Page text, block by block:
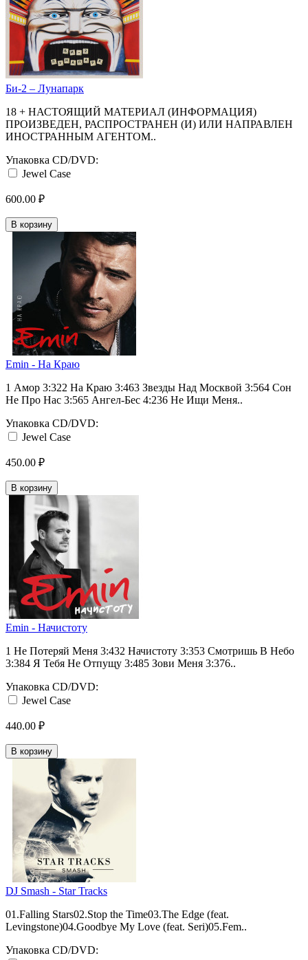
Би-2 ‎– Лунапарк
18 + НАСТОЯЩИЙ МАТЕРИАЛ (ИНФОРМАЦИЯ)
ПРОИЗВЕДЕН, РАСПРОСТРАНЕН (И) ИЛИ НАПРАВЛЕН
ИНОСТРАННЫМ АГЕНТОМ..
Упаковка CD/DVD:
Jewel Case
600.00 ₽
В корзину
Emin - На Краю
1 Амор 3:322 На Краю 3:463 Звезды Над Москвой 3:564 Сон
Не Про Нас 3:565 Ангел-Бес 4:236 Не Ищи Меня..
Упаковка CD/DVD:
Jewel Case
450.00 ₽
В корзину
Emin - Начистоту
1 Не Потеряй Меня 3:432 Начистоту 3:353 Смотришь В Небо
3:384 Я Тебя Не Отпущу 3:485 Зови Меня 3:376..
Упаковка CD/DVD:
Jewel Case
440.00 ₽
В корзину
DJ Smash - Star Tracks
01.Falling Stars02.Stop the Time03.The Edge (feat.
Levingstone)04.Goodbye My Love (feat. Seri)05.Fem..
Упаковка CD/DVD: